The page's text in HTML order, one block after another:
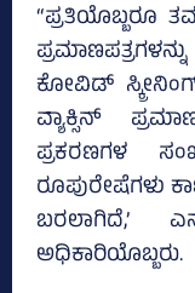
“ಪ್ರತಿಯೊಬ್ಬರೂ
ಕೋವಿಡ್
ವ್ಯಾಕ್ಸಿನ್
ಪ್ರಕರಣಗಳ
ರೂಪುರೇಷೆಗಳು
ಬರಲಾಗಿದೆ,’
ಅಧಿಕಾರಿಯೊಬ್ಬರು.